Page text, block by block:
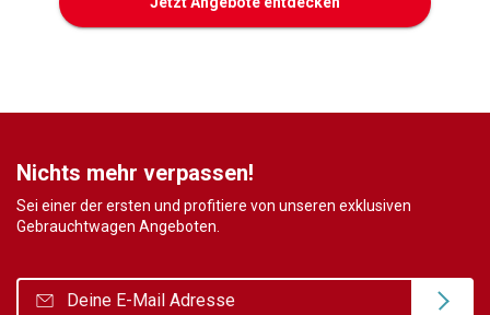
Nichts mehr verpassen!
Sei einer der ersten und profitiere von unseren exklusiven
Gebrauchtwagen Angeboten.